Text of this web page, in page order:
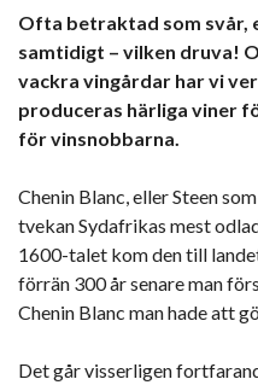
Ofta betraktad som svår,
samtidigt – vilken druva!
vackra vingårdar har vi
produceras härliga viner
för vinsnobbarna.
Chenin Blanc, eller Steen
tvekan Sydafrikas mest
1600-talet kom den till
förrän 300 år senare man
Chenin Blanc man hade att
Det går visserligen